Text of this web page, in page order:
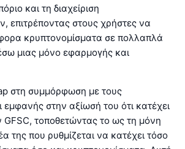
και τη διαχείριση
επιτρέποντας στους χρήστες να
κρυπτονομίσματα σε πολλαπλά
μιας μόνο εφαρμογής και
στη συμμόρφωση με τους
εμφανής στην αξίωσή του ότι κατέχει
GFSC, τοποθετώντας το ως τη μόνη
της που ρυθμίζεται να κατέχει τόσο